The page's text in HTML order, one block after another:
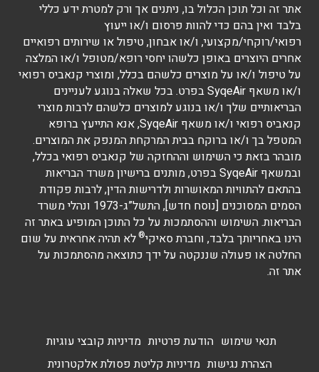
אתר זה וכל תוכן הכלול בו, ניתנים אך ורק למטרת ידע כללי
בלבד ואין בהם כדי להוות פרסום ו/או ייעוץ
רפואי/רוקחי/מקצועי, ו/או אבחון, טיפול או שירותים רפואיים
אחרים היוצרים באופן כלשהו יחסי רופא/מטופל ו/או המלצה
על טיפול ו/או על מוצרים כלשהם בכלל, ומוצרי קנאביס רפואי
ו/או משאף SyqeAir בפרט. בכל שאלה בנוגע לעניינים
הבריאותיים שלך ו/או בנוגע למוצרים כלשהם לרבות מוצרי
קנאביס רפואי ו/או משאף SyqeAir, אנא התייעץ ברופא
המטפל בך ו/או ברוקח בבית המרקחת המנפק את המוצרים.
מובהר בזאת כי השימוש וההחזקה של קנאביס רפואי בכלל,
ובמשאף SyqeAir בפרט, מותנים ברישיון משרד הבריאות
בהתאם להתוויות המאושרות ולדרישות הדין, לרבות פקודת
הסמים המסוכנים [נוסח חדש], התשל”ג-1973 ונהלי משרד
הבריאות. השימוש וההסתמכות על כל התוכן המופיע באתר זה
הינו באחריותך בלבד, וחברת סאיקי® לא תהיה אחראית על שום
החלטה או פעולה שננקטה על ידך כתוצאה מהסתמכות על
אתר זה.
תנאי שימוש הודעת פרטיות מדיניות קובצי עוגיות
הצהרת נגישות מדיניות קליטת פסולת אלקטרונית